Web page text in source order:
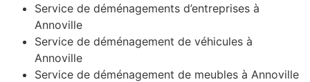
Service de déménagements d’entreprises à
Annoville
Service de déménagement de véhicules à
Annoville
Service de déménagement de meubles à Annoville